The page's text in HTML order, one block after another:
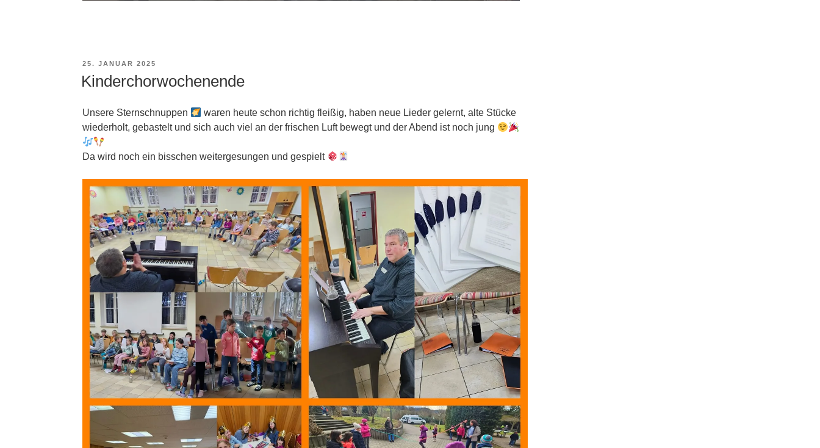
VERÖFFENTLICHT
25. JANUAR 2025
Kinderchorwochenende
Unsere Sternschnuppen
waren heute schon richtig fleißig, haben neue Lieder gelernt, alte Stücke
wiederholt, gebastelt und sich auch viel an der frischen Luft bewegt und der Abend ist noch jung
Da wird noch ein bisschen weitergesungen und gespielt